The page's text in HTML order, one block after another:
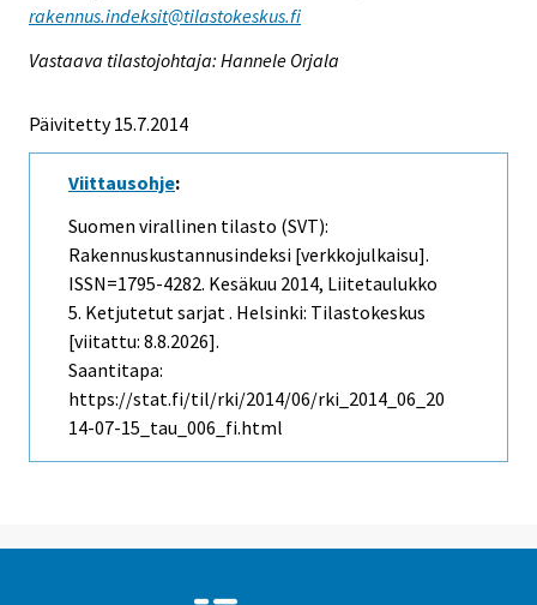
rakennus.indeksit@tilastokeskus.fi
Vastaava tilastojohtaja: Hannele Orjala
Päivitetty 15.7.2014
Viittausohje:
Suomen virallinen tilasto (SVT):
Rakennuskustannusindeksi [verkkojulkaisu].
ISSN=1795-4282. Kesäkuu 2014, Liitetaulukko
5. Ketjutetut sarjat . Helsinki: Tilastokeskus
[viitattu: 8.8.2026].
Saantitapa:
https://stat.fi/til/rki/2014/06/rki_2014_06_20
14-07-15_tau_006_fi.html